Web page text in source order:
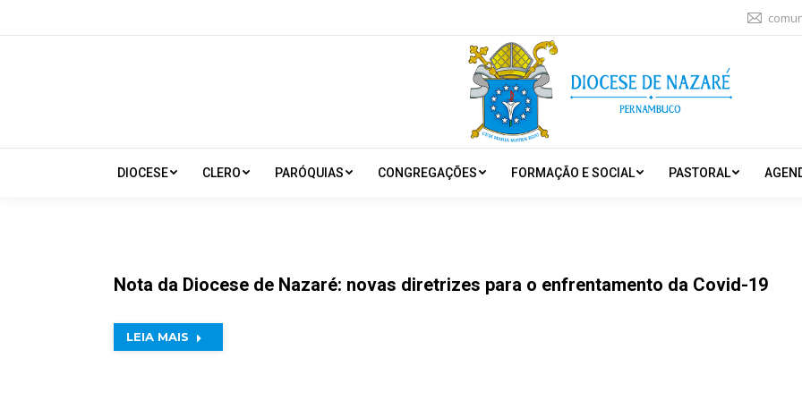
DIOCESE CLERO PARÓQUIAS CONGREGAÇÕES FORMAÇÃO E SOCIAL PASTORAL
Nota da Diocese de Nazaré: novas diretrizes para o enfrentamento da Covid-19
LEIA MAIS